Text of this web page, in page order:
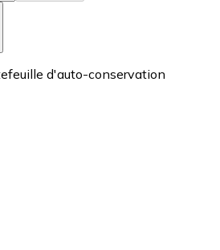
d'auto-conservation